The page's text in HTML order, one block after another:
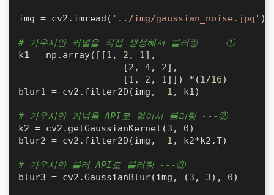
img = cv2.imread( '../img/gaussian_noise.jpg' )
# 가우시안 커널을 직접 생성해서 블러링  ---①
k1 = np.array([[1 , 2 , 1],
                   [
2 , 4, 2],
                   [
1 , 2 , 1]]) *(1/16)
blur1 = cv2.filter2D(img, -1 , k1)
# 가우시안 커널을 API로 얻어서 블러링 ---②
k2 = cv2.getGaussianKernel(3 , 0)
blur2 = cv2.filter2D(img, -1 , k2*k2.T)
# 가우시안 블러 API로 블러링 ---③
blur3 = cv2.GaussianBlur(img, (3 , 3), 0)